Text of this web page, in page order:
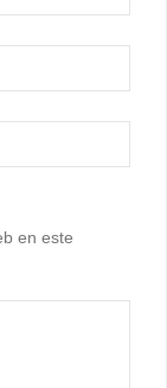
en este